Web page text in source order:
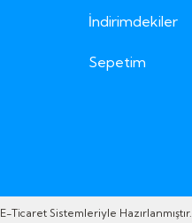
İndirimdekiler
Sepetim
E-TicaretSistemleriyle Hazırlanmıştır.